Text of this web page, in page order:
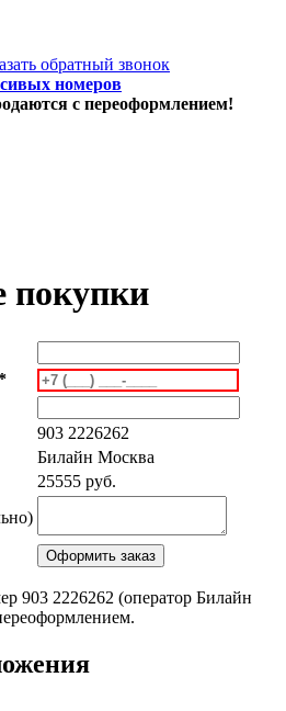
обратный звонок
номеров
с переоформлением!
покупки
903 2226262
Билайн Москва
25555 руб.
903 2226262 (оператор Билайн